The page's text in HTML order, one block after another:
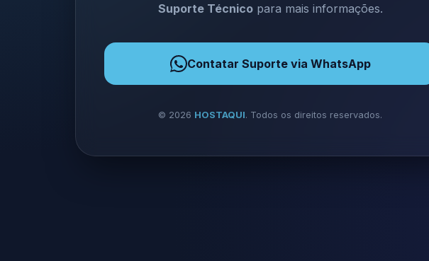
Suporte Técnicopara mais informações.
Contatar Suporte via WhatsApp
© 2026 HOSTAQUI. Todos os direitos reservados.